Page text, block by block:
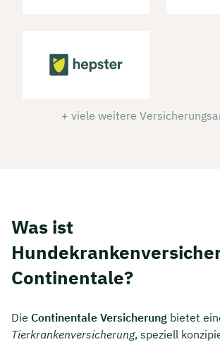
+ viele weitere
Was ist
Continentale?
Die Continentale Versicherung bietet
Tierkrankenversicherung, speziell